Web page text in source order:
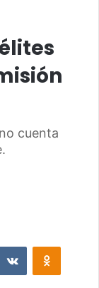
cuenta